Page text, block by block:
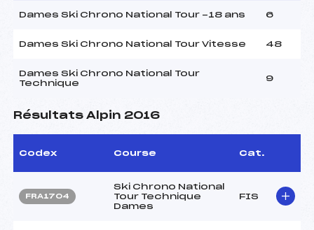
Dames Ski Chrono National Tour -18 ans 6
Dames Ski Chrono National Tour Vitesse 48
Dames Ski Chrono National Tour
Technique
9
Résultats Alpin 2016
Codex Course Cat.
FRA1704
Ski Chrono National
Tour Technique
Dames
FIS